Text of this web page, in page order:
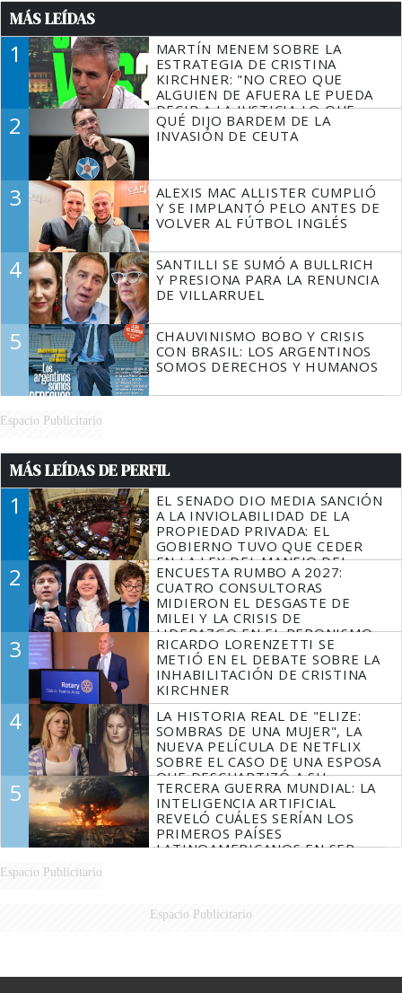
MÁS LEÍDAS
1
MARTÍN MENEM SOBRE LA
ESTRATEGIA DE CRISTINA
KIRCHNER: "NO CREO QUE
ALGUIEN DE AFUERA LE PUEDA
DECIR A LA JUSTICIA LO QUE
TIENE QUE HACER"
2
QUÉ DIJO BARDEM DE LA
INVASIÓN DE CEUTA
3
ALEXIS MAC ALLISTER CUMPLIÓ
Y SE IMPLANTÓ PELO ANTES DE
VOLVER AL FÚTBOL INGLÉS
4
SANTILLI SE SUMÓ A BULLRICH
Y PRESIONA PARA LA RENUNCIA
DE VILLARRUEL
5
CHAUVINISMO BOBO Y CRISIS
CON BRASIL: LOS ARGENTINOS
SOMOS DERECHOS Y HUMANOS
Espacio Publicitario
MÁS LEÍDAS DE PERFIL
1
EL SENADO DIO MEDIA SANCIÓN
A LA INVIOLABILIDAD DE LA
PROPIEDAD PRIVADA: EL
GOBIERNO TUVO QUE CEDER
EN LA LEY DEL MANEJO DEL
FUEGO
2
ENCUESTA RUMBO A 2027:
CUATRO CONSULTORAS
MIDIERON EL DESGASTE DE
MILEI Y LA CRISIS DE
LIDERAZGO EN EL PERONISMO
3
RICARDO LORENZETTI SE
METIÓ EN EL DEBATE SOBRE LA
INHABILITACIÓN DE CRISTINA
KIRCHNER
4
LA HISTORIA REAL DE "ELIZE:
SOMBRAS DE UNA MUJER", LA
NUEVA PELÍCULA DE NETFLIX
SOBRE EL CASO DE UNA ESPOSA
QUE DESCUARTIZÓ A SU
MARIDO
5
TERCERA GUERRA MUNDIAL: LA
INTELIGENCIA ARTIFICIAL
REVELÓ CUÁLES SERÍAN LOS
PRIMEROS PAÍSES
LATINOAMERICANOS EN SER
Espacio Publicitario
Espacio Publicitario